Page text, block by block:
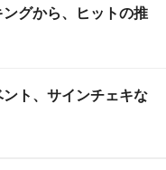
グから、ヒットの推
ト、サインチェキな